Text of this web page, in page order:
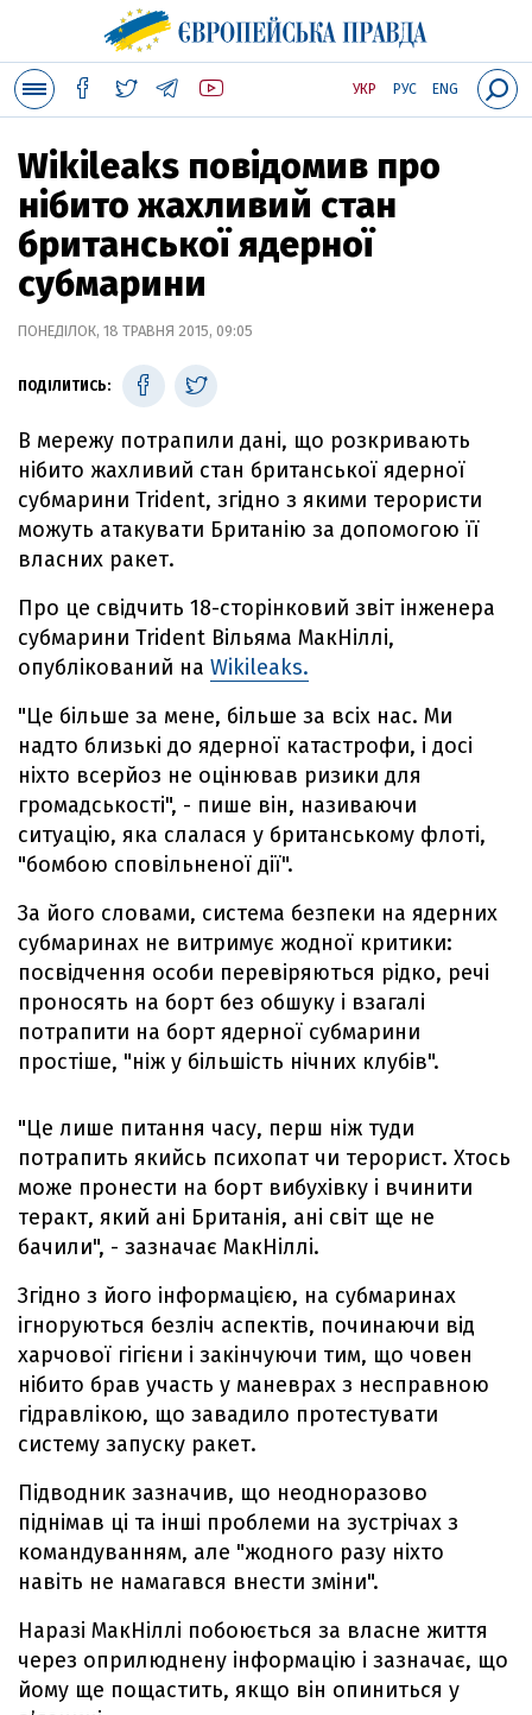
УКР РУС ENG
Wikileaks повідомив про
нібито жахливий стан
британської ядерної
субмарини
ПОНЕДІЛОК, 18 ТРАВНЯ 2015, 09:05
ПОДІЛИТИСЬ:
В мережу потрапили дані, що розкривають
нібито жахливий стан британської ядерної
субмарини Trident, згідно з якими терористи
можуть атакувати Британію за допомогою її
власних ракет.
Про це свідчить 18-сторінковий звіт інженера
субмарини Trident Вільяма МакНіллі,
опублікований на Wikileaks.
"Це більше за мене, більше за всіх нас. Ми
надто близькі до ядерної катастрофи, і досі
ніхто всерйоз не оцінював ризики для
громадськості", - пише він, називаючи
ситуацію, яка слалася у британському флоті,
"бомбою сповільненої дії".
За його словами, система безпеки на ядерних
субмаринах не витримує жодної критики:
посвідчення особи перевіряються рідко, речі
проносять на борт без обшуку і взагалі
потрапити на борт ядерної субмарини
простіше, "ніж у більшість нічних клубів".
"Це лише питання часу, перш ніж туди
потрапить якийсь психопат чи терорист. Хтось
може пронести на борт вибухівку і вчинити
теракт, який ані Британія, ані світ ще не
бачили", - зазначає МакНіллі.
Згідно з його інформацією, на субмаринах
ігноруються безліч аспектів, починаючи від
харчової гігієни і закінчуючи тим, що човен
нібито брав участь у маневрах з несправною
гідравлікою, що завадило протестувати
систему запуску ракет.
Підводник зазначив, що неодноразово
піднімав ці та інші проблеми на зустрічах з
командуванням, але "жодного разу ніхто
навіть не намагався внести зміни".
Наразі МакНіллі побоюється за власне життя
через оприлюднену інформацію і зазначає, що
йому ще пощастить, якщо він опиниться у